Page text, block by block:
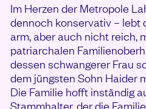
Im Herzen der Metropole
dennoch konservativ – lebt
arm, aber auch nicht reich,
patriarchalen
dessen schwangerer Frau
dem jüngsten Sohn Haider
Die Familie hofft inständig
Stammhalter, der die